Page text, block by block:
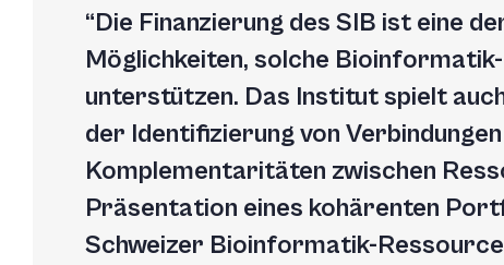
Die Finanzierung des SIB ist eine
Möglichkeiten, solche
unterstützen. Das Institut spielt
der Identifizierung von Verbindungen
Komplementaritäten zwischen
Präsentation eines kohärenten
Schweizer Bioinformatik-